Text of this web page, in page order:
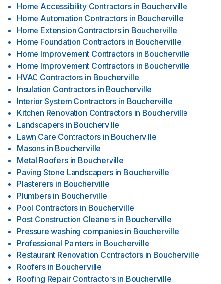
Home Accessibility Contractors in Boucherville
Home Automation Contractors in Boucherville
Home Extension Contractors in Boucherville
Home Foundation Contractors in Boucherville
Home Improvement Contractors in Boucherville
Home Improvement Contractors in Boucherville
HVAC Contractors in Boucherville
Insulation Contractors in Boucherville
Interior System Contractors in Boucherville
Kitchen Renovation Contractors in Boucherville
Landscapers in Boucherville
Lawn Care Contractors in Boucherville
Masons in Boucherville
Metal Roofers in Boucherville
Paving Stone Landscapers in Boucherville
Plasterers in Boucherville
Plumbers in Boucherville
Pool Contractors in Boucherville
Post Construction Cleaners in Boucherville
Pressure washing companies in Boucherville
Professional Painters in Boucherville
Restaurant Renovation Contractors in Boucherville
Roofers in Boucherville
Roofing Repair Contractors in Boucherville